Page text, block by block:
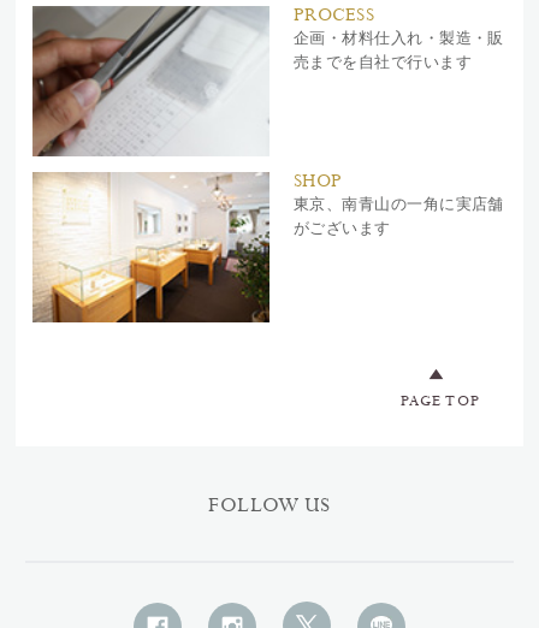
PROCESS
企画・材料仕入れ・製造・販
売までを自社で行います
SHOP
東京、南青山の一角に実店舗
がございます
PAGE TOP
FOLLOW US